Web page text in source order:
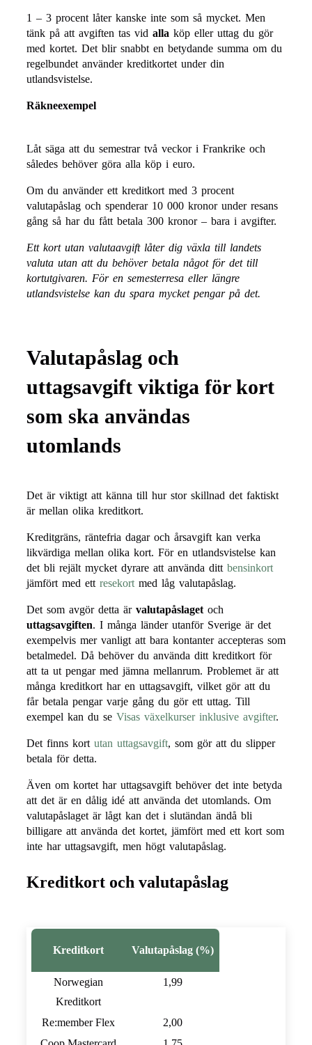
1 – 3 procent låter kanske inte som så mycket. Men
tänk på att avgiften tas vid alla köp eller uttag du gör
med kortet. Det blir snabbt en betydande summa om du
regelbundet använder kreditkortet under din
utlandsvistelse.
Räkneexempel
Låt säga att du semestrar två veckor i Frankrike och
således behöver göra alla köp i euro.
Om du använder ett kreditkort med 3 procent
valutapåslag och spenderar 10 000 kronor under resans
gång så har du fått betala 300 kronor – bara i avgifter.
Ett kort utan valutaavgift låter dig växla till landets
valuta utan att du behöver betala något för det till
kortutgivaren. För en semesterresa eller längre
utlandsvistelse kan du spara mycket pengar på det.
Valutapåslag och
uttagsavgift viktiga för kort
som ska användas
utomlands
Det är viktigt att känna till hur stor skillnad det faktiskt
är mellan olika kreditkort.
Kreditgräns, räntefria dagar och årsavgift kan verka
likvärdiga mellan olika kort. För en utlandsvistelse kan
det bli rejält mycket dyrare att använda ditt bensinkort
jämfört med ett resekort med låg valutapåslag.
Det som avgör detta är valutapåslaget och
uttagsavgiften. I många länder utanför Sverige är det
exempelvis mer vanligt att bara kontanter accepteras som
betalmedel. Då behöver du använda ditt kreditkort för
att ta ut pengar med jämna mellanrum. Problemet är att
många kreditkort har en uttagsavgift, vilket gör att du
får betala pengar varje gång du gör ett uttag. Till
exempel kan du se Visas växelkurser inklusive avgifter.
Det finns kort utan uttagsavgift, som gör att du slipper
betala för detta.
Även om kortet har uttagsavgift behöver det inte betyda
att det är en dålig idé att använda det utomlands. Om
valutapåslaget är lågt kan det i slutändan ändå bli
billigare att använda det kortet, jämfört med ett kort som
inte har uttagsavgift, men högt valutapåslag.
Kreditkort och valutapåslag
Kreditkort Valutapåslag (%)
Norwegian
Kreditkort
1,99
Re:member Flex
2,00